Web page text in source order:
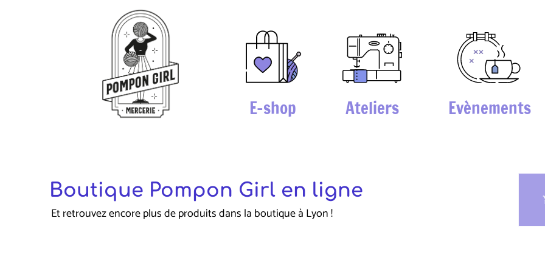
E-shop Ateliers Evènements
Boutique Pompon Girl en ligne
Et retrouvez encore plus de produits dans la boutique à Lyon !